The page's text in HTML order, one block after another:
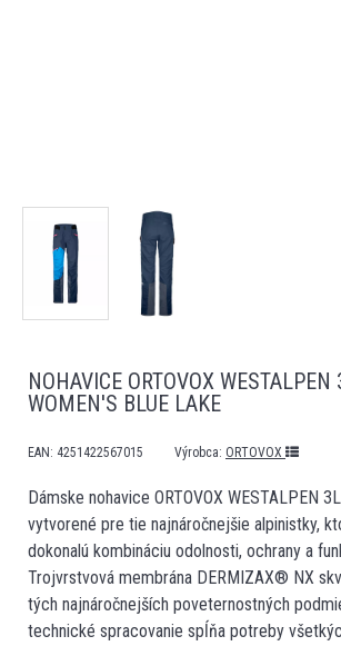
NOHAVICE ORTOVOX WESTALPEN
WOMEN'S BLUE LAKE
EAN: 4251422567015 Výrobca: ORTOVOX
Dámske nohavice ORTOVOX WESTALPEN
vytvorené pre tie najnáročnejšie alpinistky,
dokonalú kombináciu odolnosti, ochrany a
Trojvrstvová membrána DERMIZAX® NX
tých najnáročnejších poveternostných
technické spracovanie spĺňa potreby